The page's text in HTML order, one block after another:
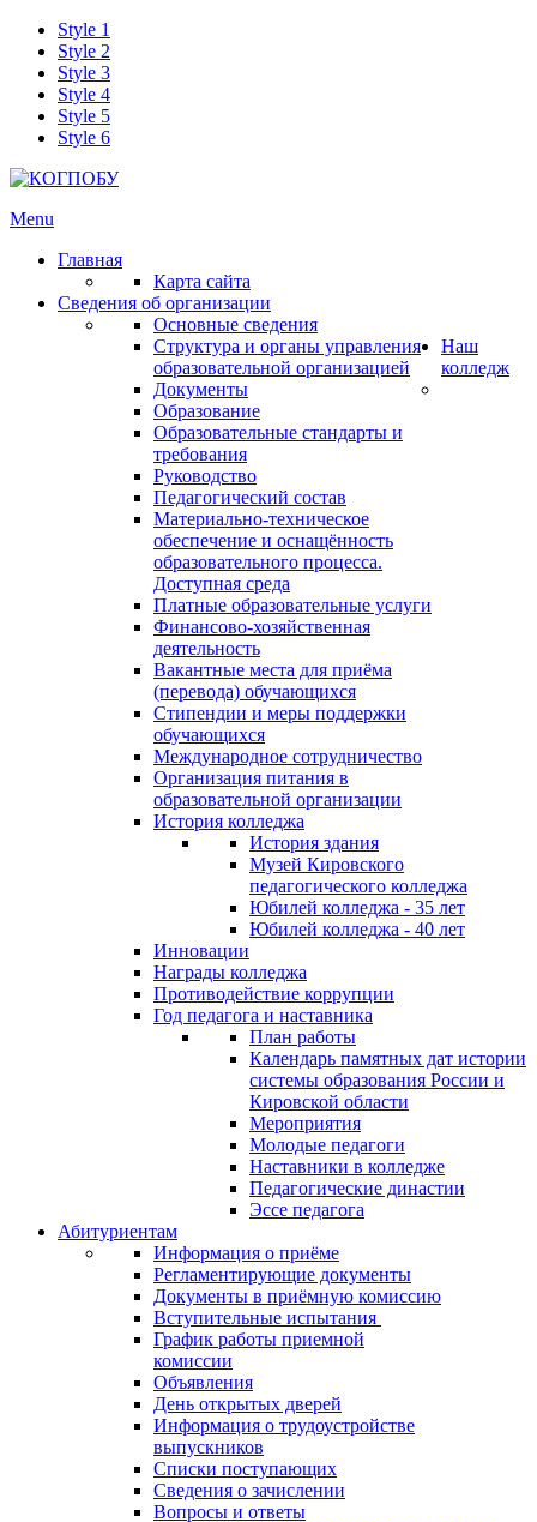
Style 1
Style 2
Style 3
Style 4
Style 5
Style 6
Menu
Главная
Карта сайта
Сведения об организации
Основные сведения
Структура и органы управления
образовательной организацией
Документы
Образование
Образовательные стандарты и
требования
Руководство
Педагогический состав
Материально-техническое
обеспечение и оснащённость
образовательного процесса.
Доступная среда
Платные образовательные услуги
Финансово-хозяйственная
деятельность
Вакантные места для приёма
(перевода) обучающихся
Стипендии и меры поддержки
обучающихся
Международное сотрудничество
Организация питания в
образовательной организации
Наш
колледж
История колледжа
История здания
Музей Кировского
педагогического колледжа
Юбилей колледжа - 35 лет
Юбилей колледжа - 40 лет
Инновации
Награды колледжа
Противодействие коррупции
Год педагога и наставника
План работы
Календарь памятных дат истории
системы образования России и
Кировской области
Мероприятия
Молодые педагоги
Наставники в колледже
Педагогические династии
Эссе педагога
Абитуриентам
Информация о приёме
Регламентирующие документы
Документы в приёмную комиссию
Вступительные испытания
График работы приемной
комиссии
Объявления
День открытых дверей
Информация о трудоустройстве
выпускников
Списки поступающих
Сведения о зачислении
Вопросы и ответы